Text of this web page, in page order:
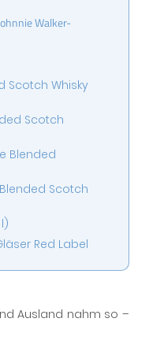
Walker-
Scotch Whisky
Scotch
Blended
Scotch
Red Label
Ausland nahm so –